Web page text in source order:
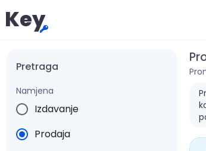
Key
Pretraga
Namjena
Izdavanje
Prodaja